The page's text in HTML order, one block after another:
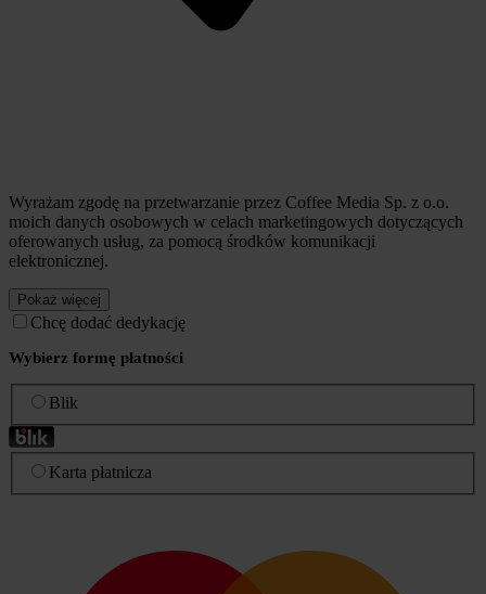
Wyrażam zgodę na przetwarzanie przez Coffee Media Sp. z o.o.
moich danych osobowych w celach marketingowych dotyczących
oferowanych usług, za pomocą środków komunikacji
elektronicznej.
Pokaż więcej
Chcę dodać dedykację
Wybierz formę płatności
Blik
Karta płatnicza